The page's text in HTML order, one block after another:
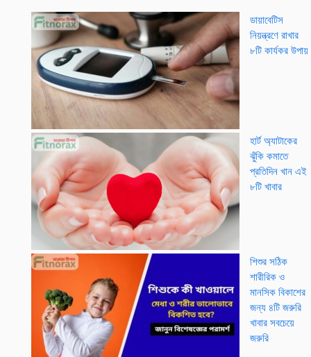
ডায়াবেটিস
নিয়ন্ত্রণে রাখার
৮টি কার্যকর উপায়
হার্ট অ্যাটাকের
ঝুঁকি কমাতে
প্রতিদিন খান এই
৮টি খাবার
শিশুর সঠিক
শারীরিক ও
মানসিক বিকাশের
জন্য ৪টি জরুরি
খাবার সবচেয়ে
জরুরি